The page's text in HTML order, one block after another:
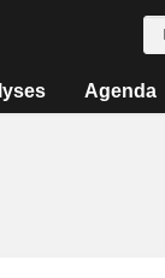
Agenda